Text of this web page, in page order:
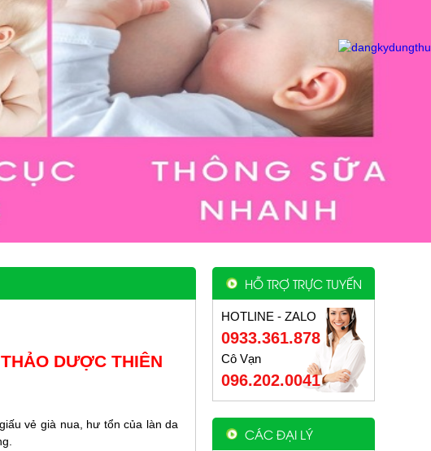
DƯỢC THIÊN
vẻ già nua, hư tổn của làn da
HỖ TRỢ TRỰC TUYẾN
HOTLINE - ZALO
0933.361.878
Cô Vạn
096.202.0041
CÁC ĐẠI LÝ